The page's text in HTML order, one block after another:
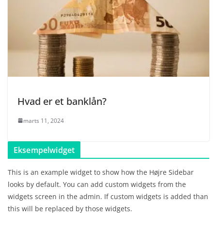
Hvad er et banklån?
marts 11, 2024
Eksempelwidget
This is an example widget to show how the Højre Sidebar
looks by default. You can add custom widgets from the
widgets screen in the admin. If custom widgets is added than
this will be replaced by those widgets.